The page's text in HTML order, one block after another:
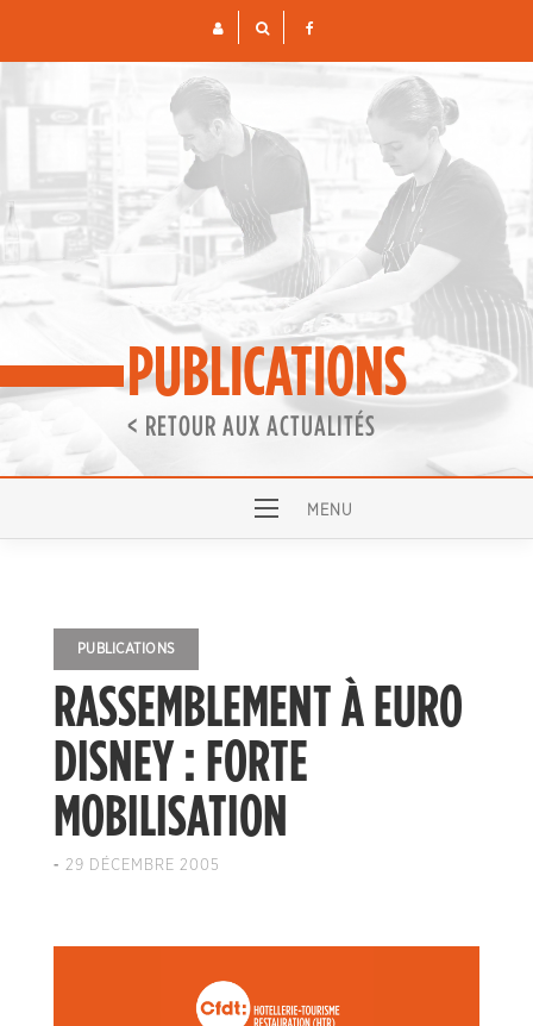
PUBLICATIONS
< RETOUR AUX ACTUALITÉS
PUBLICATIONS
RASSEMBLEMENT À EURO
DISNEY : FORTE
MOBILISATION
- 29 DÉCEMBRE 2005